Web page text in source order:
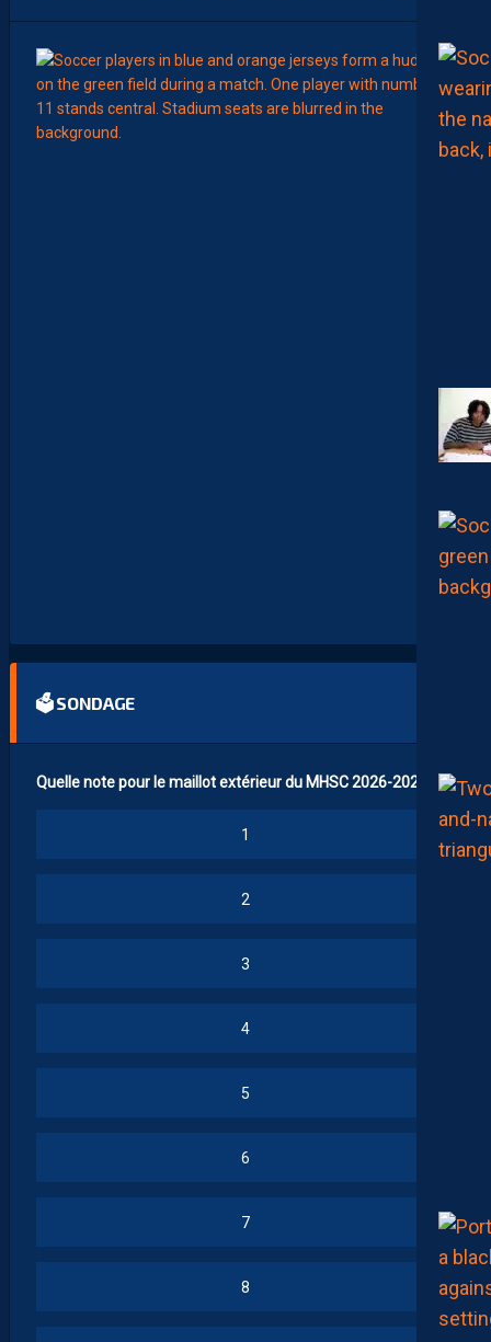
7
L
S
N
O
S
L
L
A
D
I
N
🗳 SONDAGE
Quelle note pour le maillot extérieur du MHSC 2026-2027 ?
1
2
3
4
5
6
7
8